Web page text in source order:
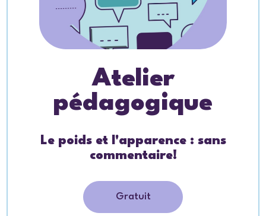
Atelier
pédagogique
Le poids et l'apparence : sans
commentaire!
Gratuit